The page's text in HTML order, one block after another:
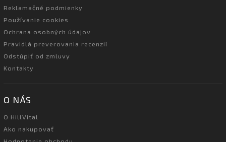
Reklamačné podmienky
Používanie cookies
Ochrana osobných údajov
Pravidlá preverovania recenzií
Odstúpiť od zmluvy
Kontakty
O NÁS
O HillVital
Ako nakupovať